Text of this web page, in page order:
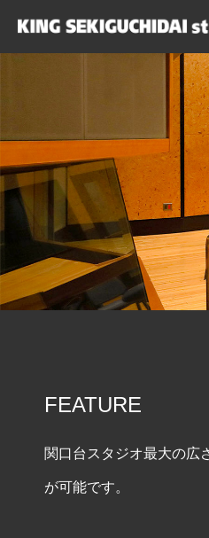
FEATURE
関口台スタジオ最大の広
が可能です。